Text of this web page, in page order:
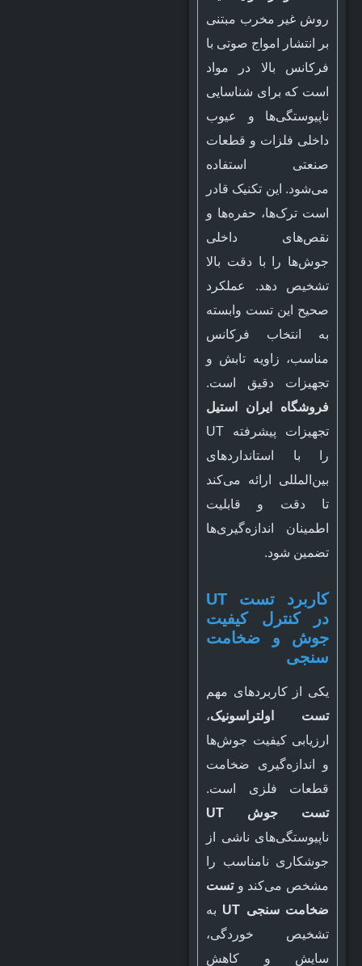
روش غیر مخرب مبتنی
بر انتشار امواج صوتی با
فرکانس بالا در مواد
است که برای شناسایی
ناپیوستگی‌ها و عیوب
داخلی فلزات و قطعات
صنعتی استفاده
می‌شود. این تکنیک قادر
است ترک‌ها، حفره‌ها و
نقص‌های داخلی
جوش‌ها را با دقت بالا
تشخیص دهد. عملکرد
صحیح این تست وابسته
به انتخاب فرکانس
مناسب، زاویه تابش و
تجهیزات دقیق است.
فروشگاه ایران استیل
تجهیزات پیشرفته UT
را با استانداردهای
بین‌المللی ارائه می‌کند
تا دقت و قابلیت
اطمینان اندازه‌گیری‌ها
تضمین شود.
کاربرد تست UT
در کنترل کیفیت
جوش و ضخامت
سنجی
یکی از کاربردهای مهم
تست اولتراسونیک،
ارزیابی کیفیت جوش‌ها
و اندازه‌گیری ضخامت
قطعات فلزی است.
تست جوش UT
ناپیوستگی‌های ناشی از
جوشکاری نامناسب را
مشخص می‌کند وتست
ضخامت سنجی UT
به
تشخیص خوردگی،
سایش و کاهش